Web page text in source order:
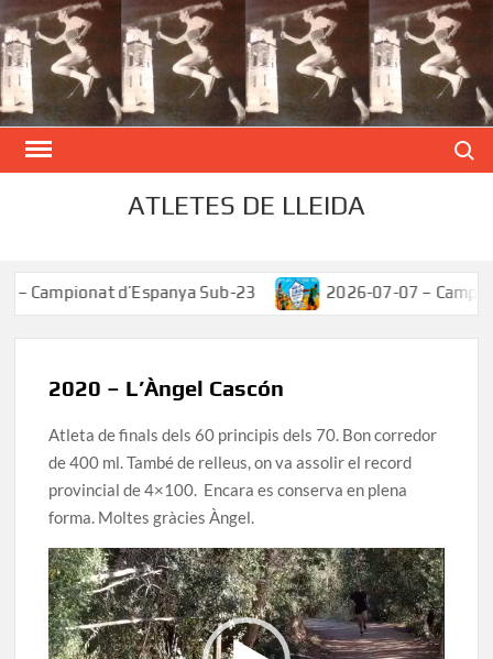
Skip
to
content
ATLETES DE LLEIDA
d’Espanya Sub-23 2026-07-07 – Campionat
2020 – L’Àngel Cascón
Atleta de finals dels 60 principis dels 70. Bon corredor
de 400 ml. També de relleus, on va assolir el record
provincial de 4×100. Encara es conserva en plena
forma. Moltes gràcies Àngel.
Reproductor
de
vídeo